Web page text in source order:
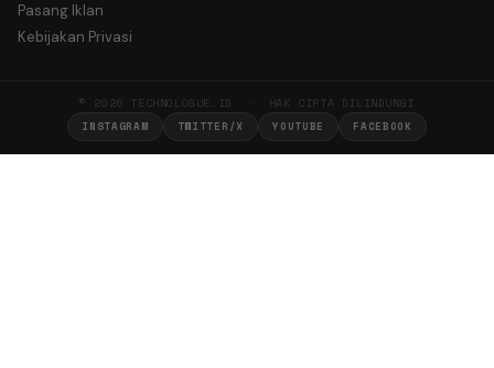
Pasang Iklan
Kebijakan Privasi
© 2026 TECHNOLOGUE.ID · HAK CIPTA DILINDUNGI
INSTAGRAM TWITTER/X YOUTUBE FACEBOOK